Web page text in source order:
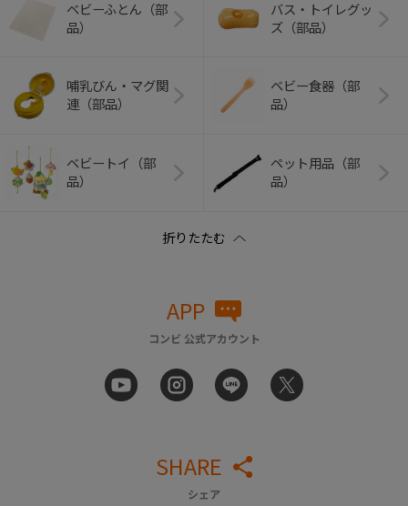
ベビーふとん（部
品）
バス・トイレグッ
ズ（部品）
哺乳びん・マグ関
連（部品）
ベビー食器（部
品）
ベビートイ（部
品）
ペット用品（部
品）
APP
コンビ 公式アカウント
SHARE
シェア